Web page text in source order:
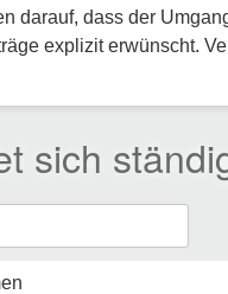
darauf, dass der
explizit erwünscht.
sich